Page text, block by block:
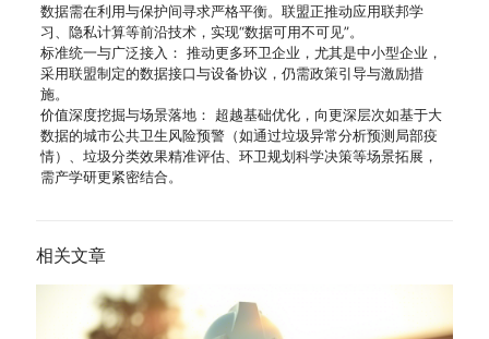
数据需在利用与保护间寻求严格平衡。联盟正推动应用联邦学
习、隐私计算等前沿技术，实现“数据可用不可见”。
标准统一与广泛接入： 推动更多环卫企业，尤其是中小型企业，
采用联盟制定的数据接口与设备协议，仍需政策引导与激励措
施。
价值深度挖掘与场景落地： 超越基础优化，向更深层次如基于大
数据的城市公共卫生风险预警（如通过垃圾异常分析预测局部疫
情）、垃圾分类效果精准评估、环卫规划科学决策等场景拓展，
需产学研更紧密结合。
相关文章